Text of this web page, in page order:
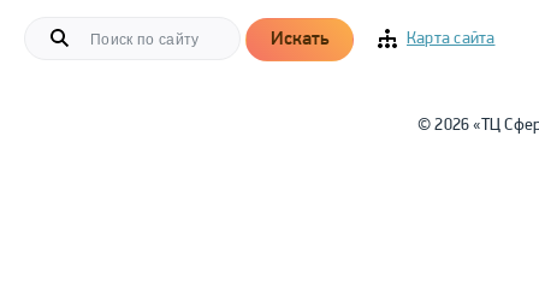
Искать Карта сайта
© 2026 «ТЦ